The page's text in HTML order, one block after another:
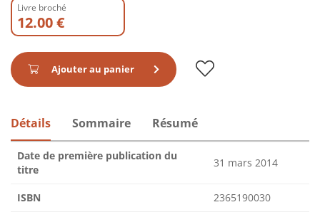
Livre broché
12.00 €
Ajouter au panier
Détails Sommaire Résumé
Date de première publication du
titre
31 mars 2014
ISBN 2365190030